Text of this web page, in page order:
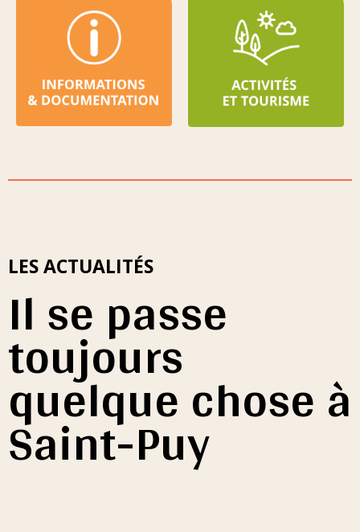
LES ACTUALITÉS
Il se passe
toujours
quelque chose à
Saint-Puy